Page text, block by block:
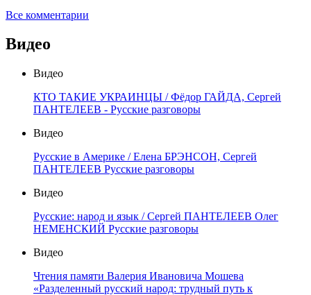
Все комментарии
Видео
Видео
КТО ТАКИЕ УКРАИНЦЫ / Фёдор ГАЙДА, Сергей
ПАНТЕЛЕЕВ - Русские разговоры
Видео
Русские в Америке / Елена БРЭНСОН, Сергей
ПАНТЕЛЕЕВ Русские разговоры
Видео
Русские: народ и язык / Сергей ПАНТЕЛЕЕВ Олег
НЕМЕНСКИЙ Русские разговоры
Видео
Чтения памяти Валерия Ивановича Мошева
«Разделенный русский народ: трудный путь к